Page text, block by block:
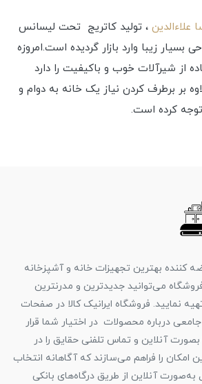
، تولید کاتریج تحت لیسانس
بسیار زیبا وارد بازار گردیده است.امروزه
از شیرآلات خوب و باکیفیت را دارد
بر برطرف کردن نیاز یک خانه به دوام و
کرده است.
کننده بهترین تجهیزات خانه و آشپزخانه
می‌توانید جدیدترین و مدرنترین
نمایید. فروشگاه ایرانیک کالا در صفحات
درباره محصولات در اختیار شما قرار
آنلاین و تماس تلفنی حقایق را در
امکان را فراهم می‌سازند که آگاهانه انتخاب
به‌صورت آنلاین از طریق درگاه‌های بانکی